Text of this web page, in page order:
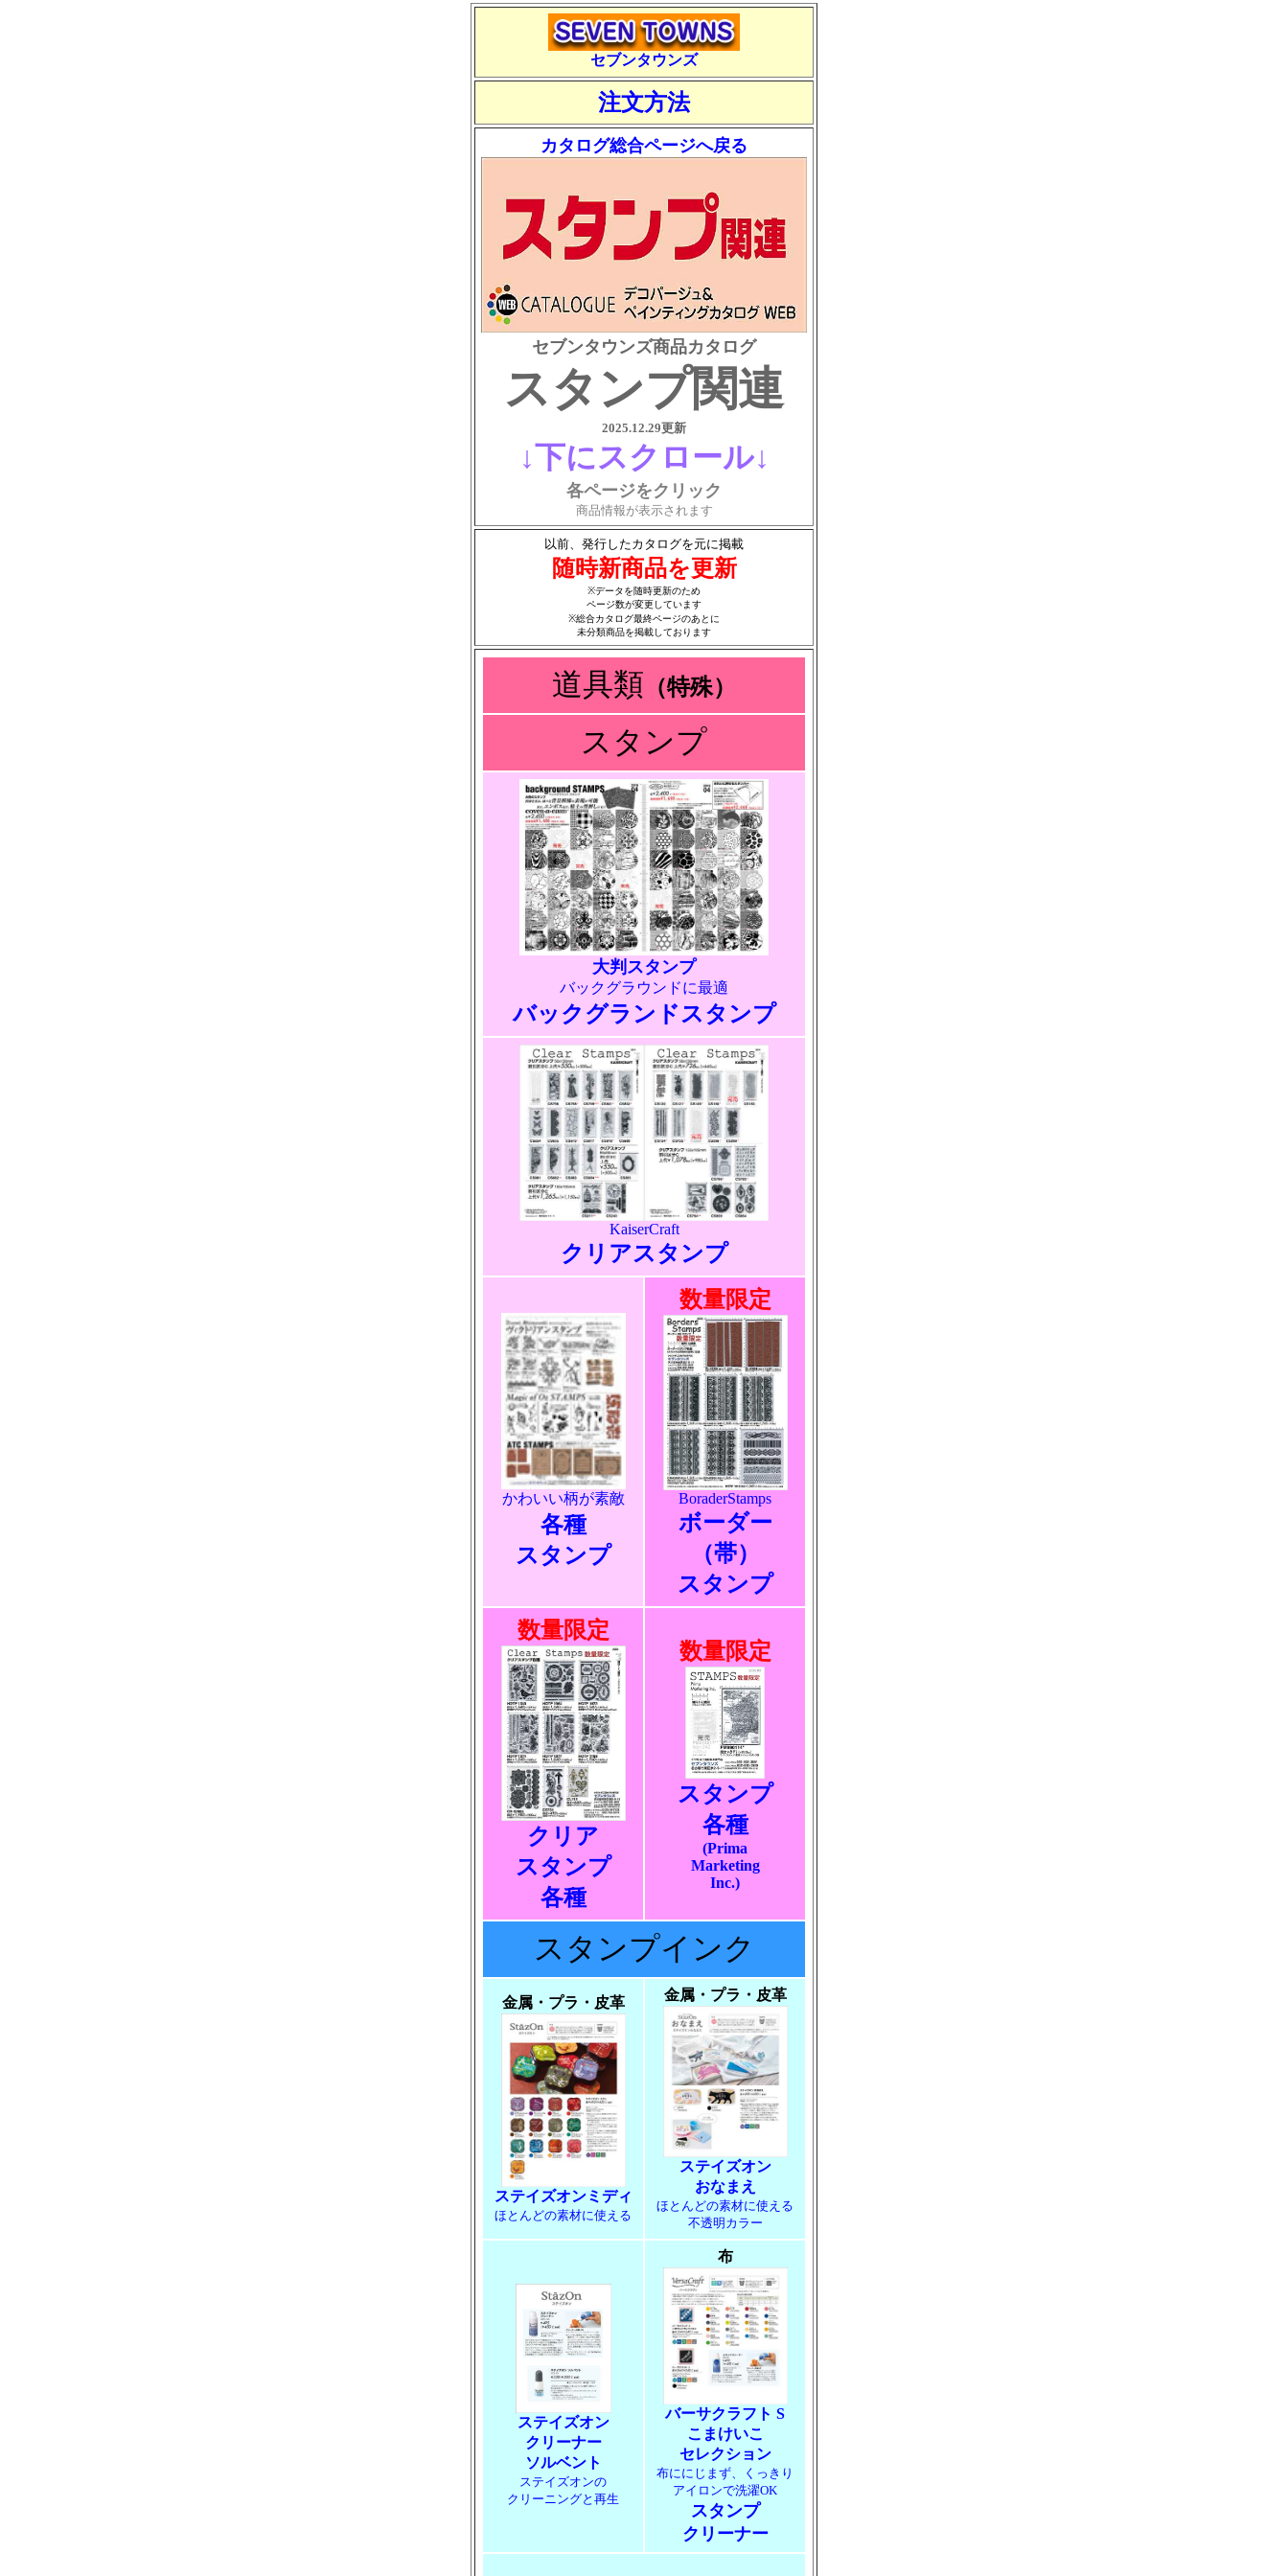
セブンタウンズ
注文方法
カタログ総合ページへ戻る
セブンタウンズ商品カタログ
スタンプ関連
2025.12.29更新
↓下にスクロール↓
各ページをクリック
商品情報が表示されます
以前、発行したカタログを元に掲載
随時新商品を更新
※データを随時更新のため
ページ数が変更しています
※総合カタログ最終ページのあとに
未分類商品を掲載しております
道具類 （特殊）
スタンプ
大判スタンプ
バックグラウンドに最適
バックグランドスタンプ
KaiserCraft
クリアスタンプ
かわいい柄が素敵
各種
スタンプ
数量限定
BoraderStamps
ボーダー
（帯）
スタンプ
数量限定
クリア
スタンプ
各種
数量限定
スタンプ
各種
(Prima
Marketing
Inc.)
スタンプインク
金属・プラ・皮革
ステイズオンミディ
ほとんどの素材に使える
金属・プラ・皮革
ステイズオン
おなまえ
ほとんどの素材に使える
不透明カラー
ステイズオン
クリーナー
ソルベント
ステイズオンの
クリーニングと再生
布
バーサクラフト S
こまけいこ
セレクション
布ににじまず、くっきり
アイロンで洗濯OK
スタンプ
クリーナー